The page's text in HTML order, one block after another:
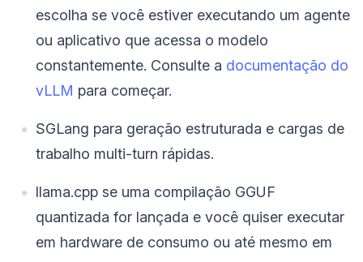
escolha se você estiver executando um agente
ou aplicativo que acessa o modelo
constantemente. Consulte a documentação do
vLLM para começar.
SGLang para geração estruturada e cargas de
trabalho multi-turn rápidas.
llama.cpp se uma compilação GGUF
quantizada for lançada e você quiser executar
em hardware de consumo ou até mesmo em